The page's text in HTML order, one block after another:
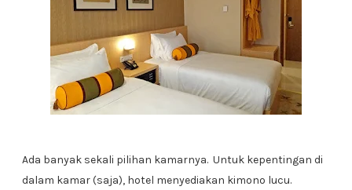
Ada banyak sekali pilihan kamarnya. Untuk kepentingan di
dalam kamar (saja), hotel menyediakan kimono lucu.